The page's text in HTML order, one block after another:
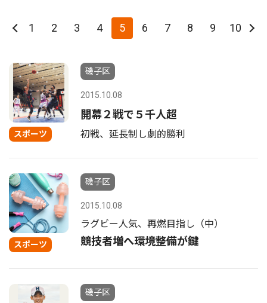
1 2 3 4 5 6 7 8 9 10
スポーツ
磯子区
2015.10.08
開幕２戦で５千人超
初戦、延長制し劇的勝利
スポーツ
磯子区
2015.10.08
ラグビー人気、再燃目指し（中）
競技者増へ環境整備が鍵
磯子区